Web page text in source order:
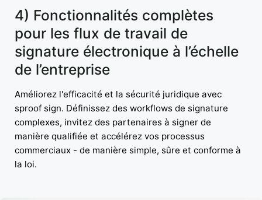
4) Fonctionnalités complètes
pour les flux de travail de
signature électronique à l’échelle
de l’entreprise
Améliorez l'efficacité et la sécurité juridique avec
sproof sign. Définissez des workflows de signature
complexes, invitez des partenaires à signer de
manière qualifiée et accélérez vos processus
commerciaux - de manière simple, sûre et conforme à
la loi.